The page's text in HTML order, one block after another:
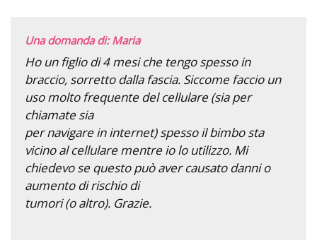
Una domanda di: Maria
Ho un figlio di 4 mesi che tengo spesso in
braccio, sorretto dalla fascia. Siccome faccio un
uso molto frequente del cellulare (sia per
chiamate sia
per navigare in internet) spesso il bimbo sta
vicino al cellulare mentre io lo utilizzo. Mi
chiedevo se questo può aver causato danni o
aumento di rischio di
tumori (o altro). Grazie.